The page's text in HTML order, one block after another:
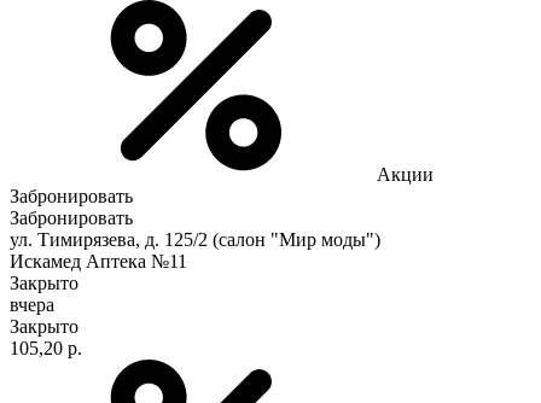
Акции
Забронировать
Забронировать
ул. Тимирязева, д. 125/2 (салон "Мир моды")
Искамед Аптека №11
Закрыто
вчера
Закрыто
105,20 р.